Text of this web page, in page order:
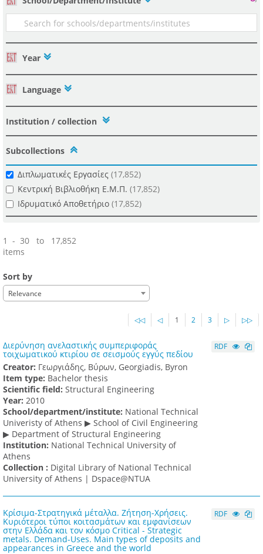
Year
Language
Institution / collection
Subcollections
Διπλωματικές Εργασίες (17,852)
Κεντρική Βιβλιοθήκη Ε.Μ.Π. (17,852)
Ιδρυματικό Αποθετήριο (17,852)
1 - 30 to 17,852
items
Sort by
Relevance
◁◁ ◁ 1 2 3 ▷ ▷▷
Διερύνηση ανελαστικής συμπεριφοράς
τοιχωματικού κτιρίου σε σεισμούς εγγύς πεδίου
Creator: Γεωργιάδης, Βύρων, Georgiadis, Byron
Item type: Bachelor thesis
Scientific field: Structural Engineering
Υear: 2010
School/department/institute: National Technical
Univeristy of Athens ▶ School of Civil Engineering
▶ Department of Structural Engineering
Institution: National Technical University of
Athens
Collection : Digital Library of National Technical
University of Athens | Dspace@NTUA
RDF
Κρίσιμα-Στρατηγικά μέταλλα. Ζήτηση-Χρήσεις.
Κυριότεροι τύποι κοιτασμάτων και εμφανίσεων
στην Ελλάδα και τον κόσμο Critical - Strategic
metals. Demand-Uses. Main types of deposits and
appearances in Greece and the world
RDF